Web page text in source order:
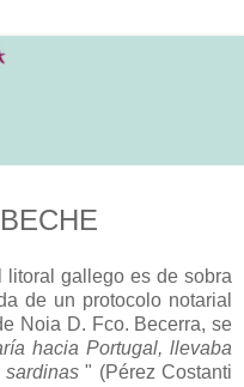
litoral gallego es de sobra
de un protocolo notarial
Noia D. Fco. Becerra, se
hacia Portugal, llevaba
sardinas" (Pérez Costanti